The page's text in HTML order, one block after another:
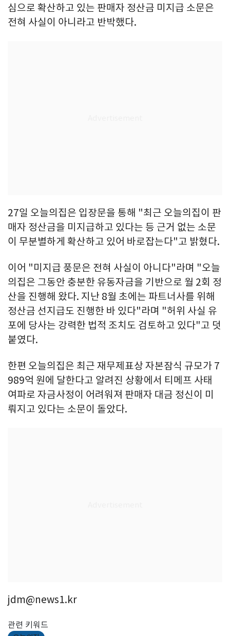
심으로 확산하고 있는 판매자 정산금 미지급 소문은
전혀 사실이 아니라고 반박했다.
27일 오늘의집은 입장문을 통해 "최근 오늘의집이 판
매자 정산금을 미지급하고 있다는 등 근거 없는 소문
이 무분별하게 확산하고 있어 바로잡는다"고 밝혔다.
이어 "미지급 풍문은 전혀 사실이 아니다"라며 "오늘
의집은 그동안 충분한 유동자금을 기반으로 월 2회 정
산을 진행해 왔다. 지난 8월 초에는 파트너사를 위해
정산금 선지급도 진행한 바 있다"라며 "허위 사실 유
포에 당사는 강력한 법적 조치도 검토하고 있다"고 덧
붙였다.
한편 오늘의집은 최근 재무제표상 자본잠식 규모가 7
989억 원에 달한다고 알려진 상황에서 티메프 사태
여파로 자금사정이 어려워져 판매자 대금 정신이 미
뤄지고 있다는 소문이 돌았다.
jdm@news1.kr
관련 키워드